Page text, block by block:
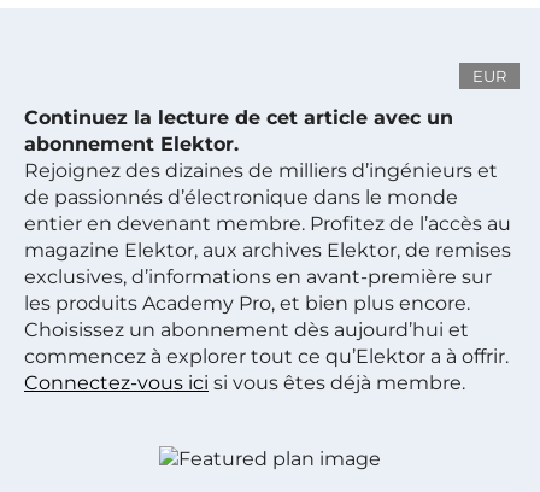
EUR
Continuez la lecture de cet article avec un
abonnement Elektor.
Rejoignez des dizaines de milliers d’ingénieurs et
de passionnés d’électronique dans le monde
entier en devenant membre. Profitez de l’accès au
magazine Elektor, aux archives Elektor, de remises
exclusives, d’informations en avant-première sur
les produits Academy Pro, et bien plus encore.
Choisissez un abonnement dès aujourd’hui et
commencez à explorer tout ce qu’Elektor a à offrir.
Connectez-vous ici si vous êtes déjà membre.